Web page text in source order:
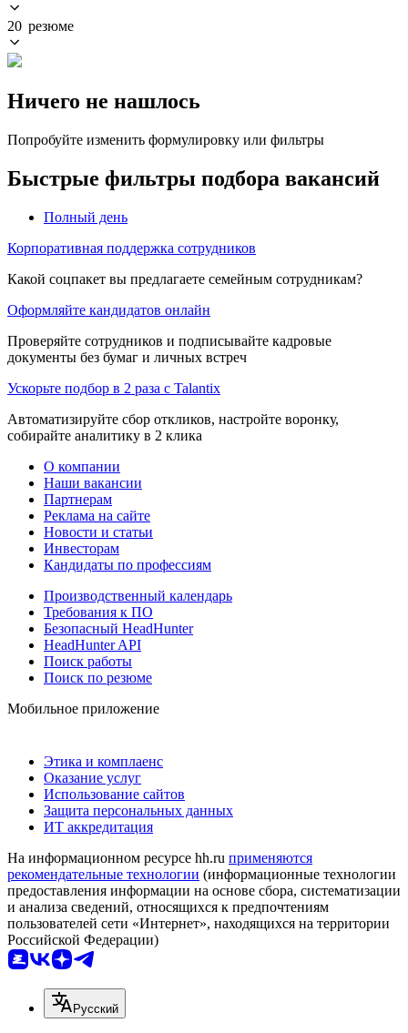
20 резюме
Ничего не нашлось
Попробуйте изменить формулировку или фильтры
Быстрые фильтры подбора вакансий
Полный день
Корпоративная поддержка сотрудников
Какой соцпакет вы предлагаете семейным сотрудникам?
Оформляйте кандидатов онлайн
Проверяйте сотрудников и подписывайте кадровые
документы без бумаг и личных встреч
Ускорьте подбор в 2 раза с Talantix
Автоматизируйте сбор откликов, настройте воронку,
собирайте аналитику в 2 клика
О компании
Наши вакансии
Партнерам
Реклама на сайте
Новости и статьи
Инвесторам
Кандидаты по профессиям
Производственный календарь
Требования к ПО
Безопасный HeadHunter
HeadHunter API
Поиск работы
Поиск по резюме
Мобильное приложение
Этика и комплаенс
Оказание услуг
Использование сайтов
Защита персональных данных
ИТ аккредитация
На информационном ресурсе hh.ru применяются
рекомендательные технологии (информационные технологии
предоставления информации на основе сбора, систематизации
и анализа сведений, относящихся к предпочтениям
пользователей сети «Интернет», находящихся на территории
Российской Федерации)
Русский